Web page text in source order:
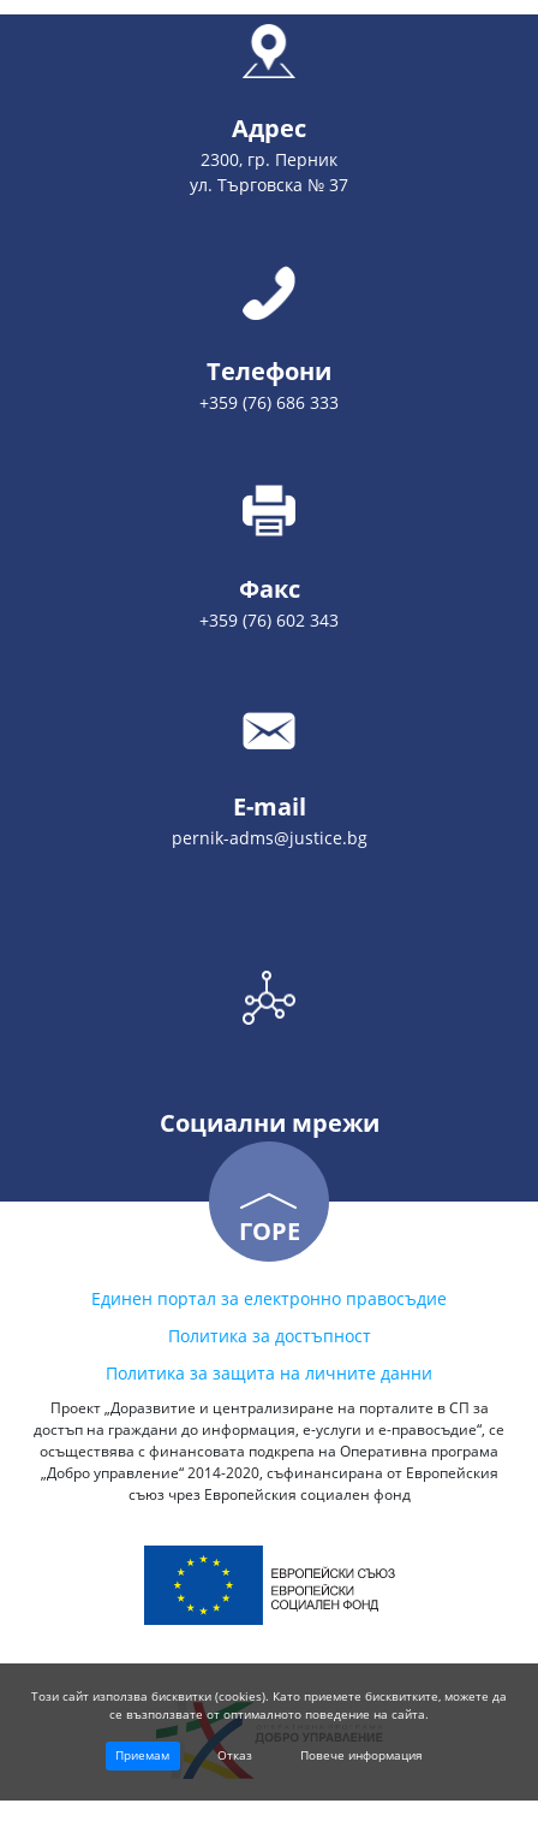
Адрес
2300, гр. Перник
ул. Търговска № 37
Телефони
+359 (76) 686 333
Факс
+359 (76) 602 343
E-mail
pernik-adms@justice.bg
Социални мрежи
ГОРЕ
Единен портал за електронно правосъдие
Политика за достъпност
Политика за защита на личните данни
Проект „Доразвитие и централизиране на порталите в СП за
достъп на граждани до информация, е-услуги и е-правосъдие“, се
осъществява с финансовата подкрепа на Оперативна програма
„Добро управление“ 2014-2020, съфинансирана от Европейския
съюз чрез Европейския социален фонд
Този сайт използва бисквитки (cookies). Като приемете бисквитките, можете да
се възползвате от оптималното поведение на сайта.
Приемам Отказ Повече информация